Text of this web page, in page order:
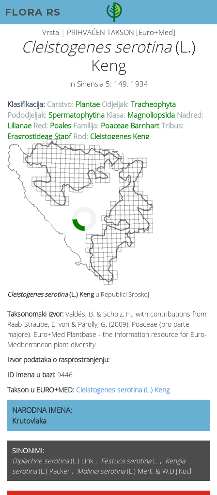
FLORA RS
Vrsta | PRIHVAĆEN TAKSON [Euro+Med]
Cleistogenes serotina(L.)
Keng
in Sinensia 5: 149. 1934
Klasifikacija: Carstvo: Plantae Odjeljak: Tracheophyta
Pododjeljak: Spermatophytina Klasa: Magnoliopsida Nadred:
Lilianae Red: Poales Familija: Poaceae BarnhartTribus:
Eragrostideae Stapf Rod: Cleistogenes Keng
Taksonomski izvor: Valdés, B. & Scholz, H.; with contributions from
Raab-Straube, E. von & Parolly, G. (2009): Poaceae (pro parte
majore). Euro+Med Plantbase - the information resource for Euro-
Mediterranean plant diversity.
Izvor podataka o rasprostranjenju:
ID imena u bazi: 9446
Takson u EURO+MED: Cleistogenes serotina (L.) Keng
Cleistogenes serotina(L.) Keng u Republici Srpskoj
NARODNA IMENA:
Krutovlaka
SINONIMI:
Diplachne serotina(L.) Link , Festuca serotinaL. , Kengia
serotina(L.) Packer , Molinia serotina(L.) Mert. & W.D.J.Koch